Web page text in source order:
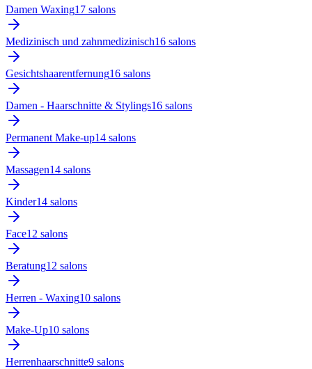
Damen Waxing17 salons
Medizinisch und zahnmedizinisch16 salons
Gesichtshaarentfernung16 salons
Damen - Haarschnitte & Stylings16 salons
Permanent Make-up14 salons
Massagen14 salons
Kinder14 salons
Face12 salons
Beratung12 salons
Herren - Waxing10 salons
Make-Up10 salons
Herrenhaarschnitte9 salons